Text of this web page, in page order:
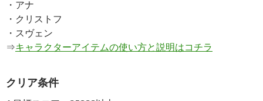
・アナ
・クリストフ
・スヴェン
⇒キャラクターアイテムの使い方と説明はコチラ
クリア条件